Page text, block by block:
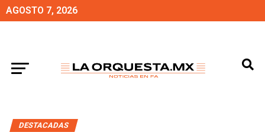
AGOSTO 7, 2026
DESTACADAS